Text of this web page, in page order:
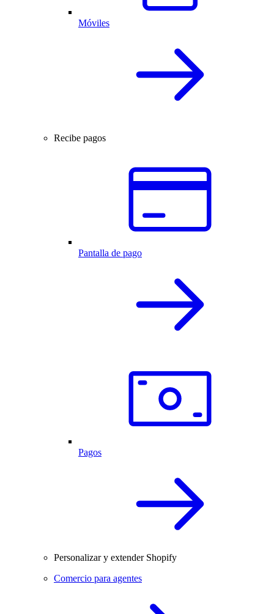
Móviles
Recibe pagos
Pantalla de pago
Pagos
Personalizar y extender Shopify
Comercio para agentes